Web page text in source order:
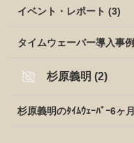
イベント・レポート (3)
タイムウェーバー導入事
杉原義明 (2)
杉原義明のﾀｲﾑｳｪｰﾊﾞｰ6ヶ